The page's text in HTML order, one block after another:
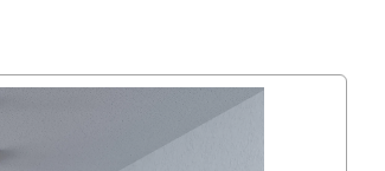
елементів